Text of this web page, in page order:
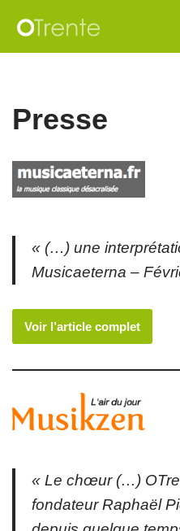
Presse
« (…) une
Musicaeterna –
Voir l’article complet
« Le chœur (…)
fondateur Raphaël